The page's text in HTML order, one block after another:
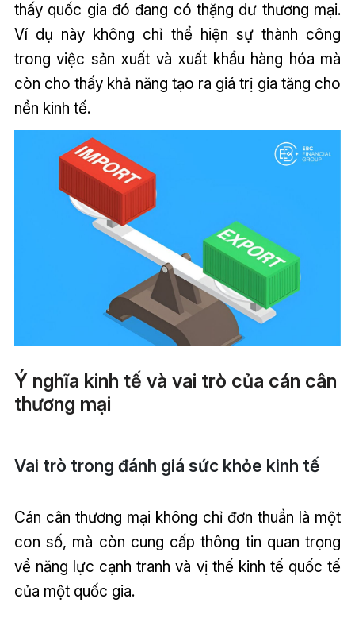
thấy quốc gia đó đang có thặng dư thương mại.
Ví dụ này không chỉ thể hiện sự thành công
trong việc sản xuất và xuất khẩu hàng hóa mà
còn cho thấy khả năng tạo ra giá trị gia tăng cho
nền kinh tế.
Ý nghĩa kinh tế và vai trò của cán cân
thương mại
Vai trò trong đánh giá sức khỏe kinh tế
Cán cân thương mại không chỉ đơn thuần là một
con số, mà còn cung cấp thông tin quan trọng
về năng lực cạnh tranh và vị thế kinh tế quốc tế
của một quốc gia.